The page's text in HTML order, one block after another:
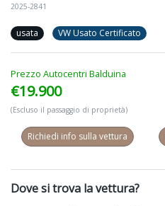
2025-2841
usata VW Usato Certificato
Prezzo Autocentri Balduina
€19.900
(Escluso il passaggio di proprietà)
Richiedi info sulla vettura
Dove si trova la vettura?